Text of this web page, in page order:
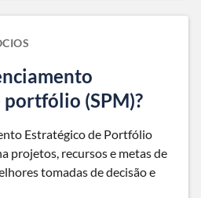
(SPM)?
Estratégico de Portfólio
projetos, recursos e metas de
tomadas de decisão e